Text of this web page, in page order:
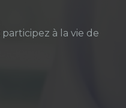
à la vie de